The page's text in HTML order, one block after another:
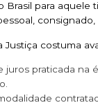
Brasil para aquele
Justiça costuma
juros praticada na